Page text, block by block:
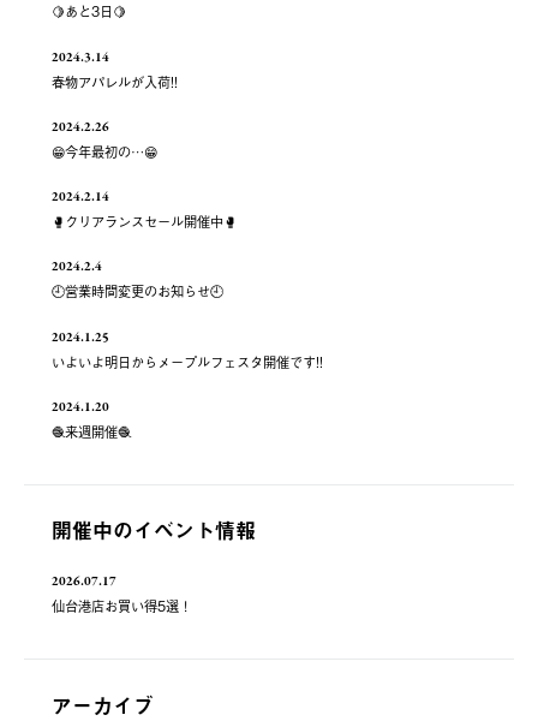
🍋あと3日🍋
2024.3.14
春物アパレルが入荷!!
2024.2.26
😁今年最初の…😁
2024.2.14
🥊クリアランスセール開催中🥊
2024.2.4
🕘営業時間変更のお知らせ🕘
2024.1.25
いよいよ明日からメープルフェスタ開催です!!
2024.1.20
🧶来週開催🧶
開催中のイベント情報
2026.07.17
仙台港店お買い得5選！
アーカイブ